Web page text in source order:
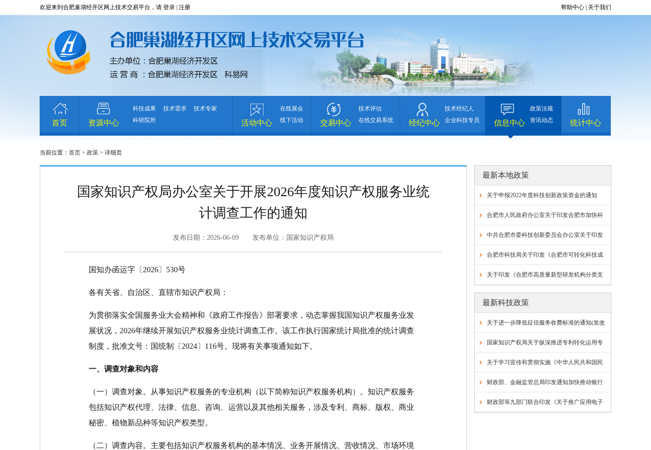
帮助中心 关于我们
欢迎来到合肥巢湖经开区网上技术交易平台，请 登录 注册
首页 资源中心 活动中心 交易中心 经纪中心 信息中心 统计中心
科技成果 技术需求
技术专家
科研院所
在线展会
线下活动
技术评估
在线交易系统
技术经纪人
企业科技专员
政策法规
资讯动态
当前位置： 首页 > 政策 > 详细页
国家知识产权局办公室关于开展2026年度知识产权服务业统
计调查工作的通知
发布日期：2026-06-09 发布单位：国家知识产权局
国知办函运字〔2026〕530号
各有关省、自治区、直辖市知识产权局：
为贯彻落实全国服务业大会精神和《政府工作报告》部署要求，动态掌握我国知识产权服务业发
展状况，2026年继续开展知识产权服务业统计调查工作。该工作执行国家统计局批准的统计调查
制度，批准文号：国统制〔2024〕116号。现将有关事项通知如下。
一、调查对象和内容
（一）调查对象。从事知识产权服务的专业机构（以下简称知识产权服务机构）。知识产权服务
包括知识产权代理、法律、信息、咨询、运营以及其他相关服务，涉及专利、商标、版权、商业
秘密、植物新品种等知识产权类型。
（二）调查内容。主要包括知识产权服务机构的基本情况、业务开展情况、营收情况、市场环境
最新本地政策
关于申报2022年度科技创新政策资金的通知
合肥市人民政府办公室关于印发合肥市加快科
技企业孵化器众创空间建设发展行动方案的通
知
中共合肥市委科技创新委员会办公室关于印发
《合肥市新技术新产品新模式认定及推广实施
方案（试行）》的通知
合肥市科技局关于印发《合肥市可转化科技成
果评价办法（试行）》的通知
关于印发《合肥市高质量新型研发机构分类支
持管理细则》的通知
最新科技政策
关于进一步降低征信服务收费标准的通知(发改
价格〔2025〕668号)
国家知识产权局关于纵深推进专利转化运用专
项行动加快形成长效机制的通知
关于学习宣传和贯彻实施《中华人民共和国民
营经济促进法》的通知(发改办民营〔2025〕
486号)
财政部、金融监管总局印发通知加快推动银行
函证数字化发展
财政部等九部门联合印发《关于推广应用电子